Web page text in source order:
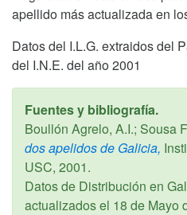
apellido más actualizada en
Datos del I.L.G. extraidos del
del I.N.E. del año 2001
Fuentes y bibliografía.
Boullón Agrelo, A.I.; Sousa
dos apelidos de Galicia,
USC, 2001.
Datos de Distribución en
actualizados el 18 de Mayo